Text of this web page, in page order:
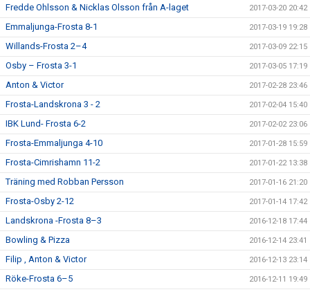
Fredde Ohlsson & Nicklas Olsson från A-laget 2017-03-20 20:42
Emmaljunga-Frosta 8-1 2017-03-19 19:28
Willands-Frosta 2–4 2017-03-09 22:15
Osby – Frosta 3-1 2017-03-05 17:19
Anton & Victor 2017-02-28 23:46
Frosta-Landskrona 3 - 2 2017-02-04 15:40
IBK Lund- Frosta 6-2 2017-02-02 23:06
Frosta-Emmaljunga 4-10 2017-01-28 15:59
Frosta-Cimrishamn 11-2 2017-01-22 13:38
Träning med Robban Persson 2017-01-16 21:20
Frosta-Osby 2-12 2017-01-14 17:42
Landskrona -Frosta 8–3 2016-12-18 17:44
Bowling & Pizza 2016-12-14 23:41
Filip , Anton & Victor 2016-12-13 23:14
Röke-Frosta 6–5 2016-12-11 19:49